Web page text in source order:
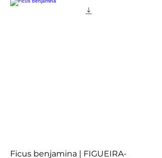
Ficus benjamina | FIGUEIRA-